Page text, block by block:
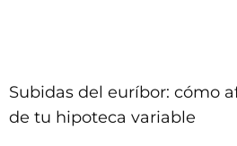
Subidas del euríbor: cómo
de tu hipoteca variable